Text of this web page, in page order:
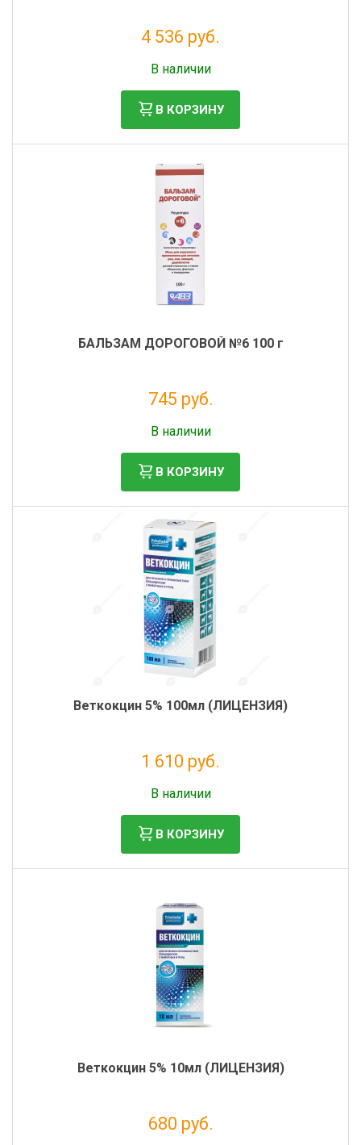
4 536 руб.
В наличии
В КОРЗИНУ
БАЛЬЗАМ ДОРОГОВОЙ №6 100 г
745 руб.
В наличии
В КОРЗИНУ
Веткокцин 5% 100мл (ЛИЦЕНЗИЯ)
1 610 руб.
В наличии
В КОРЗИНУ
Веткокцин 5% 10мл (ЛИЦЕНЗИЯ)
680 руб.